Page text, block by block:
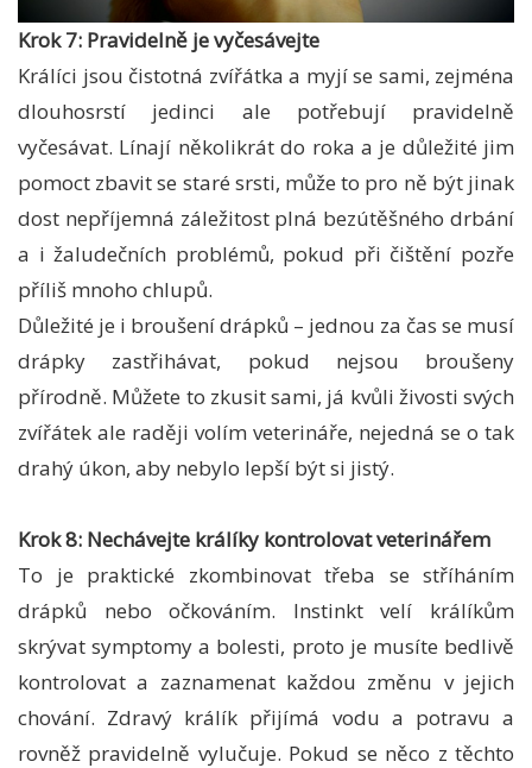
Krok 7: Pravidelně je vyčesávejte
Králíci jsou čistotná zvířátka a myjí se sami, zejména
dlouhosrstí jedinci ale potřebují pravidelně
vyčesávat. Línají několikrát do roka a je důležité jim
pomoct zbavit se staré srsti, může to pro ně být jinak
dost nepříjemná záležitost plná bezútěšného drbání
a i žaludečních problémů, pokud při čištění pozře
příliš mnoho chlupů.
Důležité je i broušení drápků – jednou za čas se musí
drápky zastřihávat, pokud nejsou broušeny
přírodně. Můžete to zkusit sami, já kvůli živosti svých
zvířátek ale raději volím veterináře, nejedná se o tak
drahý úkon, aby nebylo lepší být si jistý.
Krok 8: Nechávejte králíky kontrolovat veterinářem
To je praktické zkombinovat třeba se stříháním
drápků nebo očkováním. Instinkt velí králíkům
skrývat symptomy a bolesti, proto je musíte bedlivě
kontrolovat a zaznamenat každou změnu v jejich
chování. Zdravý králík přijímá vodu a potravu a
rovněž pravidelně vylučuje. Pokud se něco z těchto